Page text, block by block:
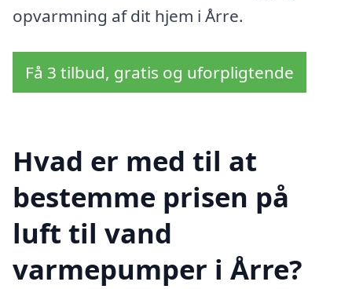
opvarmning af dit hjem i Årre.
Få 3 tilbud, gratis og uforpligtende
Hvad er med til at
bestemme prisen på
luft til vand
varmepumper i Årre?